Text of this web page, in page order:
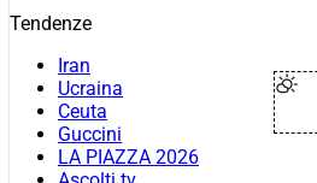
Tendenze
Iran
Ucraina
Ceuta
Guccini
LA PIAZZA 2026